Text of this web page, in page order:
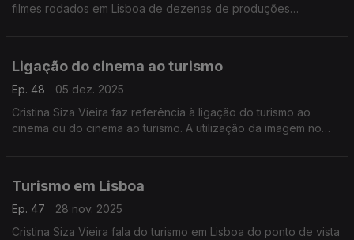
filmes rodados em Lisboa de dezenas de produções
Ligação do cinema ao turismo
Ep. 48
05 dez. 2025
Cristina Siza Vieira faz referência à ligação do turismo ao
cinema ou do cinema ao turismo. A utilização da imagem no
Turismo em Lisboa
Ep. 47
28 nov. 2025
Cristina Siza Vieira fala do turismo em Lisboa do ponto de vista